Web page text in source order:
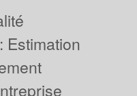
Estimation